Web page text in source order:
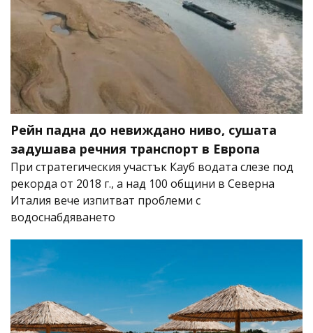
Рейн падна до невиждано ниво, сушата
задушава речния транспорт в Европа
При стратегическия участък Кауб водата слезе под
рекорда от 2018 г., а над 100 общини в Северна
Италия вече изпитват проблеми с
водоснабдяването